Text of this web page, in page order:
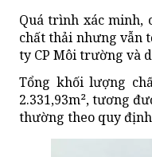
Quá trình xác minh,
chất thải nhưng vẫn
ty CP Môi trường và
Tổng khối lượng
2.331,93m², tương
thường theo quy